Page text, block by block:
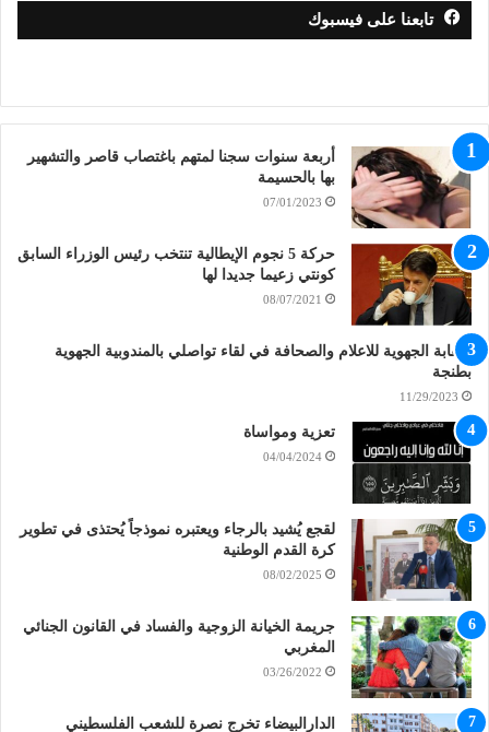
تابعنا على فيسبوك
أربعة سنوات سجنا لمتهم باغتصاب قاصر والتشهير
بها بالحسيمة
07/01/2023
حركة 5 نجوم الإيطالية تنتخب رئيس الوزراء السابق
كونتي زعيما جديدا لها
08/07/2021
النقابة الجهوية للاعلام والصحافة في لقاء تواصلي بالمندوبية الجهوية
بطنجة
11/29/2023
تعزية ومواساة
04/04/2024
لقجع يُشيد بالرجاء ويعتبره نموذجاً يُحتذى في تطوير
كرة القدم الوطنية
08/02/2025
جريمة الخيانة الزوجية والفساد في القانون الجنائي
المغربي
03/26/2022
الدارالبيضاء تخرج نصرة للشعب الفلسطيني